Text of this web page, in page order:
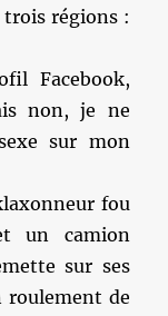
régions :
Facebook,
non, je ne
sur mon
fou
un camion
sur ses
roulement de